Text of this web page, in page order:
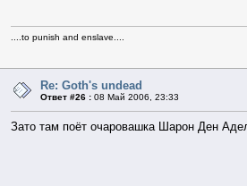
....to punish and enslave....
Re: Goth's undead
Ответ #26 : 08 Май 2006, 23:33
Зато там поёт очаровашка Шарон Ден